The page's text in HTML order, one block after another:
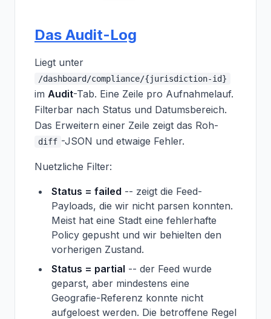
Das Audit-Log
Liegt unter
/dashboard/compliance/{jurisdiction-id}
im Audit-Tab. Eine Zeile pro Aufnahmelauf.
Filterbar nach Status und Datumsbereich.
Das Erweitern einer Zeile zeigt das Roh-
diff -JSON und etwaige Fehler.
Nuetzliche Filter:
Status = failed -- zeigt die Feed-
Payloads, die wir nicht parsen konnten.
Meist hat eine Stadt eine fehlerhafte
Policy gepusht und wir behielten den
vorherigen Zustand.
Status = partial -- der Feed wurde
geparst, aber mindestens eine
Geografie-Referenz konnte nicht
aufgeloest werden. Die betroffene Regel